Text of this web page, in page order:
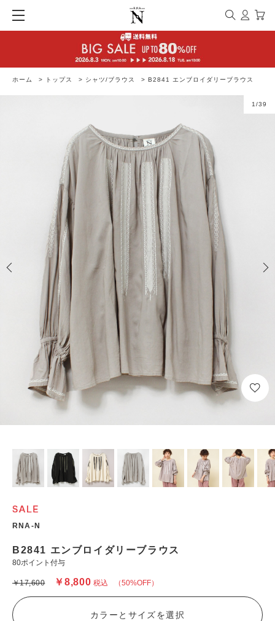
ホーム > トップス > シャツ/ブラウス > B2841 エンブロイダリーブラウス
1 /39
RNA-N
B2841 エンブロイダリーブラウス
80ポイント付与
（50%OFF）
￥8,800 税込
￥17,600
カラーとサイズを選択